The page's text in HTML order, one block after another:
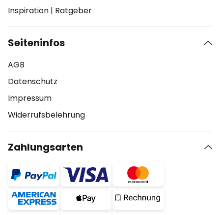
Inspiration | Ratgeber
Seiteninfos
AGB
Datenschutz
Impressum
Widerrufsbelehrung
Zahlungsarten